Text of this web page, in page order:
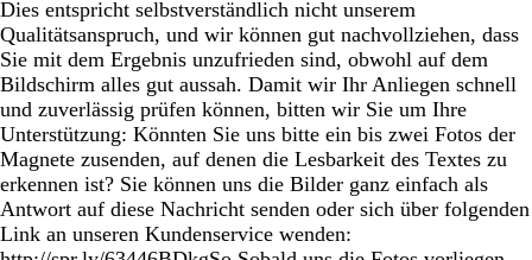
Dies entspricht selbstverständlich nicht unserem
Qualitätsanspruch, und wir können gut nachvollziehen, dass
Sie mit dem Ergebnis unzufrieden sind, obwohl auf dem
Bildschirm alles gut aussah. Damit wir Ihr Anliegen schnell
und zuverlässig prüfen können, bitten wir Sie um Ihre
Unterstützung: Könnten Sie uns bitte ein bis zwei Fotos der
Magnete zusenden, auf denen die Lesbarkeit des Textes zu
erkennen ist? Sie können uns die Bilder ganz einfach als
Antwort auf diese Nachricht senden oder sich über folgenden
Link an unseren Kundenservice wenden: